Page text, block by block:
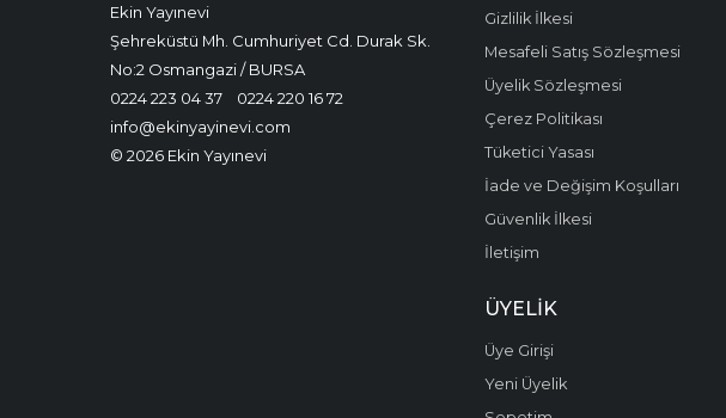
Ekin Yayınevi
Şehreküstü Mh. Cumhuriyet Cd. Durak Sk.
No:2 Osmangazi / BURSA
0224 223 04 37
0224 220 16 72
info@ekinyayinevi.com
© 2026 Ekin Yayınevi
Gizlilik İlkesi
Mesafeli Satış Sözleşmesi
Üyelik Sözleşmesi
Çerez Politikası
Tüketici Yasası
İade ve Değişim Koşulları
Güvenlik İlkesi
İletişim
ÜYELIK
Üye Girişi
Yeni Üyelik